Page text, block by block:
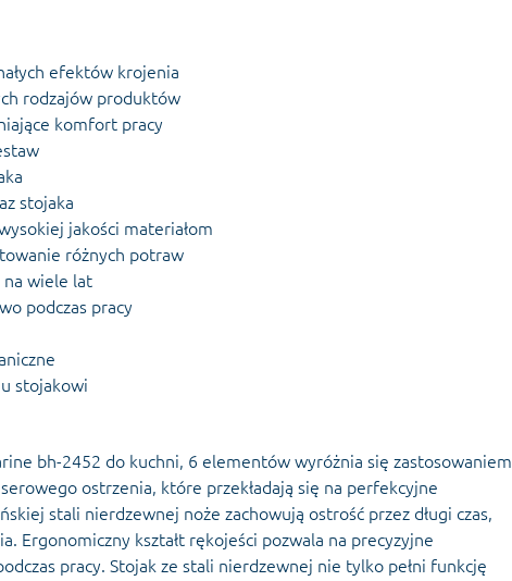
efektów krojenia
rodzajów produktów
komfort pracy
stojaka
jakości materiałom
różnych potraw
na wiele lat
podczas pracy
stojakowi
bh-2452 do kuchni, 6 elementów wyróżnia się zastosowaniem
ostrzenia, które przekładają się na perfekcyjne
stali nierdzewnej noże zachowują ostrość przez długi czas,
Ergonomiczny kształt rękojeści pozwala na precyzyjne
pracy. Stojak ze stali nierdzewnej nie tylko pełni funkcję